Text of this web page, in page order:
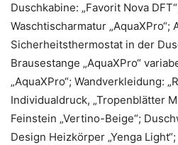
Duschkabine: „Favorit Nova
Waschtischarmatur „AquaXPro“;
Sicherheitsthermostat in der
Brausestange „AquaXPro“
„AquaXPro“; Wandverkleidung:
Individualdruck, „Tropenblätter
Feinstein „Vertino-Beige“;
Design Heizkörper „Yenga